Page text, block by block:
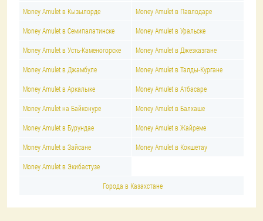
Money Amulet в Кызылорде Money Amulet в Павлодаре
Money Amulet в Семипалатинске Money Amulet в Уральске
Money Amulet в Усть-Каменогорске Money Amulet в Джезказгане
Money Amulet в Джамбуле Money Amulet в Талды-Кургане
Money Amulet в Аркалыке Money Amulet в Атбасаре
Money Amulet на Байконуре Money Amulet в Балхаше
Money Amulet в Бурундае Money Amulet в Жайреме
Money Amulet в Зайсане Money Amulet в Кокшетау
Money Amulet в Экибастузе
Города в Казахстане